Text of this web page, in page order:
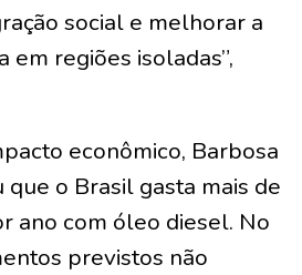
social e melhorar a
em regiões isoladas”,
econômico, Barbosa
o Brasil gasta mais de
ano com óleo diesel. No
previstos não